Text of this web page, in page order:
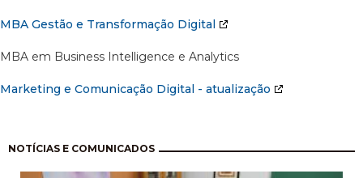
MBA Gestão e Transformação Digital
MBA em Business Intelligence e Analytics
Marketing e Comunicação Digital - atualização
NOTÍCIAS E COMUNICADOS
Paginação